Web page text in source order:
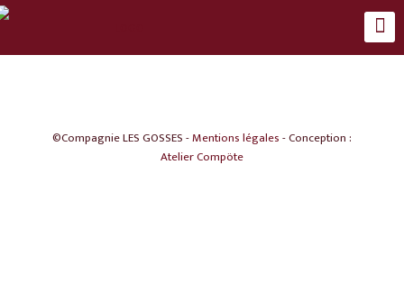
©Compagnie LES GOSSES -Mentions légales- Conception :
Atelier Compöte